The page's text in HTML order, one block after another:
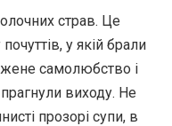
страв. Це
у якій брали
самолюбство і
виходу. Не
прозорі супи, в